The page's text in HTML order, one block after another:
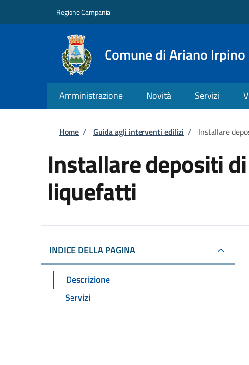
Regione Campania
Comune di Ariano Irpino
Amministrazione Novità Servizi
Briciole di pane
Home / Guida agli interventi edilizi / Installare
Installare depositi
liquefatti
INDICE DELLA PAGINA
Descrizione
Servizi